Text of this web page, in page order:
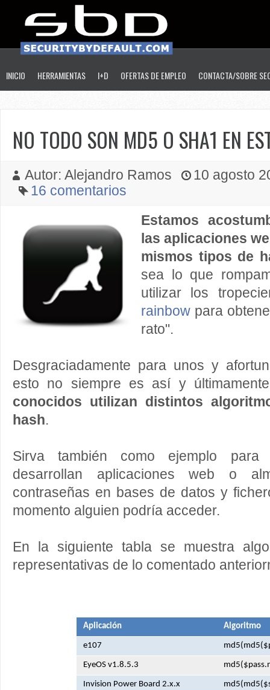
INICIO HERRAMIENTAS I+D OFERTAS DE EMPLEO CONTACTA/SOBRE
NO TODO SON MD5 O SHA1 EN
Autor: Alejandro Ramos
10 agosto
16 comentarios
Estamos
las aplicaciones
mismos tipos de
sea lo que
utilizar los
rainbow para
rato".
Desgraciadamente para unos y
esto no siempre es así y
conocidos utilizan distintos
hash.
Sirva también como ejemplo para
desarrollan aplicaciones web o
contraseñas en bases de datos y
momento alguien podría acceder.
En la siguiente tabla se muestra
representativas de lo comentado
Aplicación Algoritmo
e107
EyeOS v1.8.5.3
Invision Power Board 2.x.x